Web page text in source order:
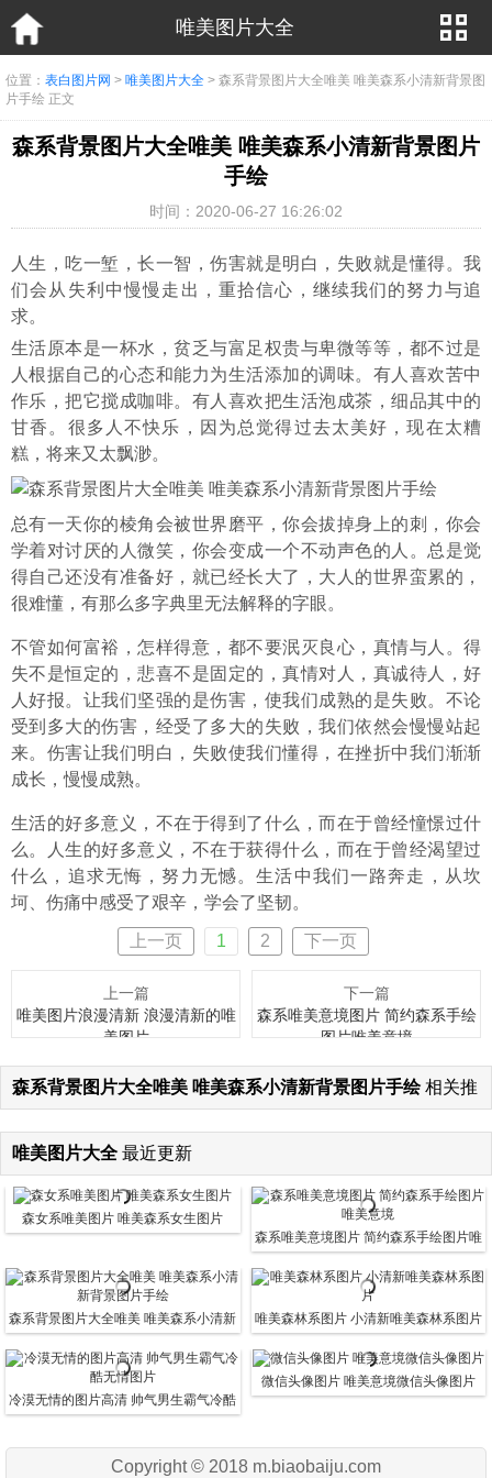
唯美图片大全
位置： 表白图片网 > 唯美图片大全 > 森系背景图片大全唯美 唯美森系小清新背景图
片手绘 正文
森系背景图片大全唯美 唯美森系小清新背景图片
手绘
时间：2020-06-27 16:26:02
人生，吃一堑，长一智，伤害就是明白，失败就是懂得。我
们会从失利中慢慢走出，重拾信心，继续我们的努力与追
求。
生活原本是一杯水，贫乏与富足权贵与卑微等等，都不过是
人根据自己的心态和能力为生活添加的调味。有人喜欢苦中
作乐，把它搅成咖啡。有人喜欢把生活泡成茶，细品其中的
甘香。很多人不快乐，因为总觉得过去太美好，现在太糟
糕，将来又太飘渺。
总有一天你的棱角会被世界磨平，你会拔掉身上的刺，你会
学着对讨厌的人微笑，你会变成一个不动声色的人。总是觉
得自己还没有准备好，就已经长大了，大人的世界蛮累的，
很难懂，有那么多字典里无法解释的字眼。
不管如何富裕，怎样得意，都不要泯灭良心，真情与人。得
失不是恒定的，悲喜不是固定的，真情对人，真诚待人，好
人好报。让我们坚强的是伤害，使我们成熟的是失败。不论
受到多大的伤害，经受了多大的失败，我们依然会慢慢站起
来。伤害让我们明白，失败使我们懂得，在挫折中我们渐渐
成长，慢慢成熟。
生活的好多意义，不在于得到了什么，而在于曾经憧憬过什
么。人生的好多意义，不在于获得什么，而在于曾经渴望过
什么，追求无悔，努力无憾。生活中我们一路奔走，从坎
坷、伤痛中感受了艰辛，学会了坚韧。
上一页 1 2 下一页
上一篇
唯美图片浪漫清新 浪漫清新的唯
美图片
下一篇
森系唯美意境图片 简约森系手绘
图片唯美意境
森系背景图片大全唯美 唯美森系小清新背景图片手绘 相关推
荐
唯美图片大全 最近更新
森女系唯美图片 唯美森系女生图片
森系唯美意境图片 简约森系手绘图片唯
森系背景图片大全唯美 唯美森系小清新
唯美森林系图片 小清新唯美森林系图片
冷漠无情的图片高清 帅气男生霸气冷酷
微信头像图片 唯美意境微信头像图片
Copyright © 2018 m.biaobaiju.com